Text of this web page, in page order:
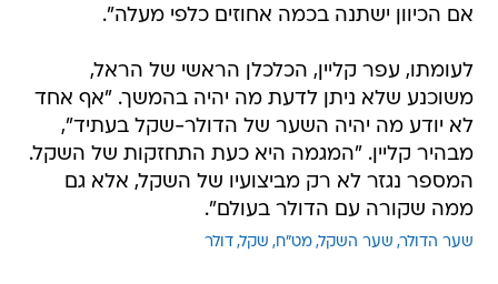
אם הכיוון ישתנה בכמה אחוזים כלפי מעלה".
לעומתו, עפר קליין, הכלכלן הראשי של הראל,
משוכנע שלא ניתן לדעת מה יהיה בהמשך. "אף אחד
לא יודע מה יהיה השער של הדולר-שקל בעתיד",
מבהיר קליין. "המגמה היא כעת התחזקות של השקל.
המספר נגזר לא רק מביצועיו של השקל, אלא גם
ממה שקורה עם הדולר בעולם".
שער הדולר שער השקל מט"ח שקל דולר